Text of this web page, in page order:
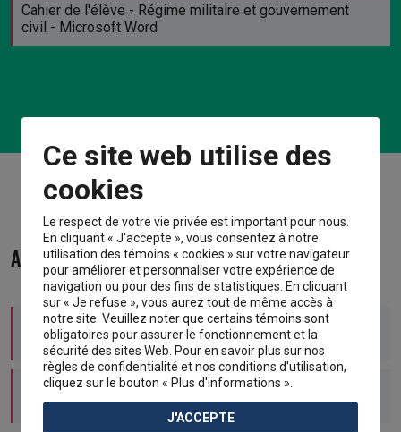
Cahier de l'élève - Régime militaire et gouvernement
civil - Microsoft Word
Activités supplémentaires :
La Nouvelle-France après la Conquête
Les conséquences de la Conquête
Ce site web utilise des
cookies
Le respect de votre vie privée est important pour nous.
En cliquant « J'accepte », vous consentez à notre
utilisation des témoins « cookies » sur votre navigateur
pour améliorer et personnaliser votre expérience de
navigation ou pour des fins de statistiques. En cliquant
sur « Je refuse », vous aurez tout de même accès à
notre site. Veuillez noter que certains témoins sont
obligatoires pour assurer le fonctionnement et la
sécurité des sites Web. Pour en savoir plus sur nos
règles de confidentialité et nos conditions d'utilisation,
cliquez sur le bouton « Plus d'informations ».
J'ACCEPTE